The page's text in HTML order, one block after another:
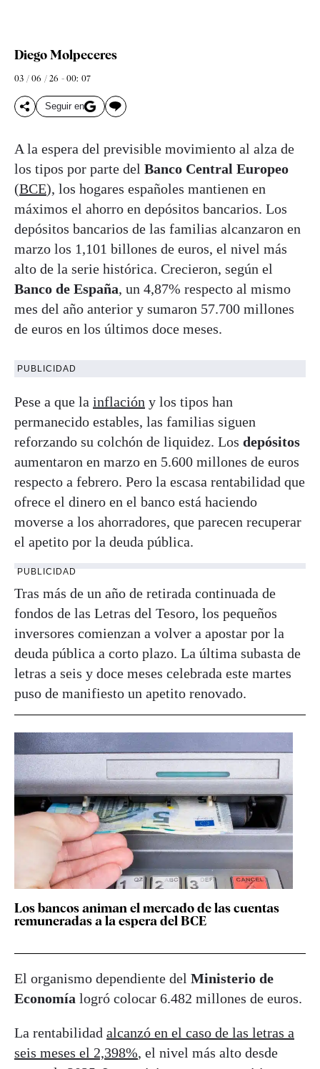
Diego Molpeceres
03 / 06 / 26 - 00: 07
Seguir en
A la espera del previsible movimiento al alza de
los tipos por parte del Banco Central Europeo
(BCE), los hogares españoles mantienen en
máximos el ahorro en depósitos bancarios. Los
depósitos bancarios de las familias alcanzaron en
marzo los 1,101 billones de euros, el nivel más
alto de la serie histórica. Crecieron, según el
Banco de España, un 4,87% respecto al mismo
mes del año anterior y sumaron 57.700 millones
de euros en los últimos doce meses.
PUBLICIDAD
Pese a que la inflación y los tipos han
permanecido estables, las familias siguen
reforzando su colchón de liquidez. Los depósitos
aumentaron en marzo en 5.600 millones de euros
respecto a febrero. Pero la escasa rentabilidad que
ofrece el dinero en el banco está haciendo
moverse a los ahorradores, que parecen recuperar
el apetito por la deuda pública.
PUBLICIDAD
Tras más de un año de retirada continuada de
fondos de las Letras del Tesoro, los pequeños
inversores comienzan a volver a apostar por la
deuda pública a corto plazo. La última subasta de
letras a seis y doce meses celebrada este martes
puso de manifiesto un apetito renovado.
Los bancos animan el mercado de las cuentas
remuneradas a la espera del BCE
El organismo dependiente del Ministerio de
Economía logró colocar 6.482 millones de euros.
La rentabilidad alcanzó en el caso de las letras a
seis meses el 2,398%, el nivel más alto desde